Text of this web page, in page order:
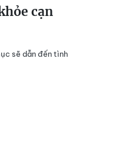
cạn
sẽ dẫn đến tình